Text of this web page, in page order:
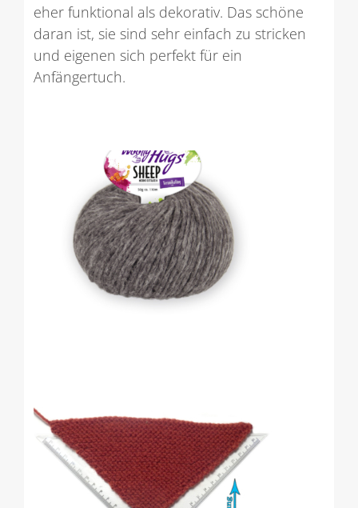
eher funktional als dekorativ. Das schöne
daran ist, sie sind sehr einfach zu stricken
und eigenen sich perfekt für ein
Anfängertuch.